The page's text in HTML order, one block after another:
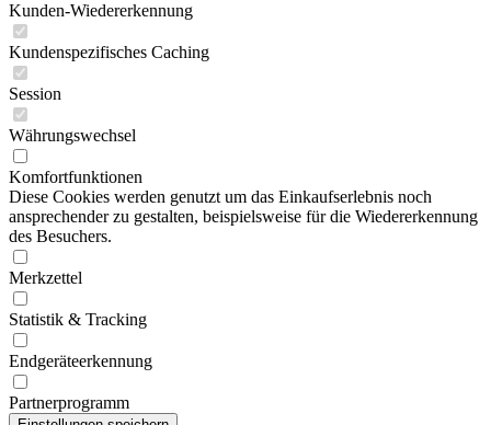
Kunden-Wiedererkennung
Kundenspezifisches Caching
Session
Währungswechsel
Komfortfunktionen
Diese Cookies werden genutzt um das Einkaufserlebnis noch
ansprechender zu gestalten, beispielsweise für die Wiedererkennung
des Besuchers.
Merkzettel
Statistik & Tracking
Endgeräteerkennung
Partnerprogramm